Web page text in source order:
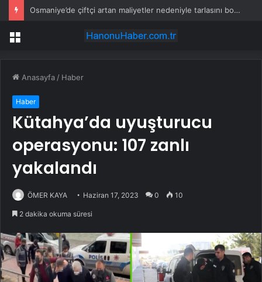
Osmaniye’de çiftçi artan maliyetler nedeniyle tarlasını boş bıraktı
Menü
Anasayfa / Haber
Haber
Kütahya’da uyuşturucu
operasyonu: 107 zanlı
yakalandı
ÖMER KAYA Haziran 17, 2023 0 10
2 dakika okuma süresi